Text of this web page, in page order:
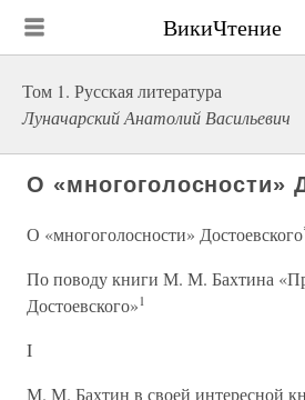
ВикиЧтение
Том 1. Русская литература
Луначарский Анатолий Васильевич
О «многоголосности»
О «многоголосности» Достоевского
По поводу книги М. М. Бахтина
Достоевского»1
I
М. М. Бахтин в своей интересной